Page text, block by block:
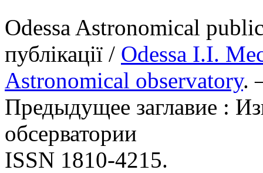
Odessa Astronomical
публікації / Odessa І.І.
Astronomical observatory.
Предыдущее заглавие :
обсерватории
ISSN 1810-4215.